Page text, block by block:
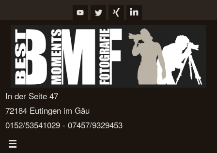
springen
In der Seite 47
72184 Eutingen im Gäu
0152/53541029 - 07457/9329453